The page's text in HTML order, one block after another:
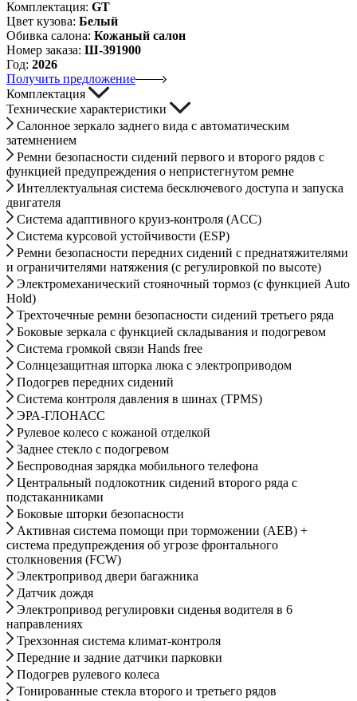
Комплектация: GT
Цвет кузова: Белый
Обивка салона: Кожаный салон
Номер заказа: Ш-391900
Год: 2026
Получить предложение
Комплектация
Технические характеристики
Салонное зеркало заднего вида с автоматическим
затемнением
Ремни безопасности сидений первого и второго рядов с
функцией предупреждения о непристегнутом ремне
Интеллектуальная система бесключевого доступа и запуска
двигателя
Система адаптивного круиз-контроля (ACC)
Система курсовой устойчивости (ESP)
Ремни безопасности передних сидений с преднатяжителями
и ограничителями натяжения (с регулировкой по высоте)
Электромеханический стояночный тормоз (с функцией Auto
Hold)
Трехточечные ремни безопасности сидений третьего ряда
Боковые зеркала с функцией складывания и подогревом
Система громкой связи Hands free
Солнцезащитная шторка люка с электроприводом
Подогрев передних сидений
Система контроля давления в шинах (TPMS)
ЭРА-ГЛОНАСС
Рулевое колесо с кожаной отделкой
Заднее стекло с подогревом
Беспроводная зарядка мобильного телефона
Центральный подлокотник сидений второго ряда с
подстаканниками
Боковые шторки безопасности
Активная система помощи при торможении (AEB) +
система предупреждения об угрозе фронтального
столкновения (FCW)
Электропривод двери багажника
Датчик дождя
Электропривод регулировки сиденья водителя в 6
направлениях
Трехзонная система климат-контроля
Передние и задние датчики парковки
Подогрев рулевого колеса
Тонированные стекла второго и третьего рядов